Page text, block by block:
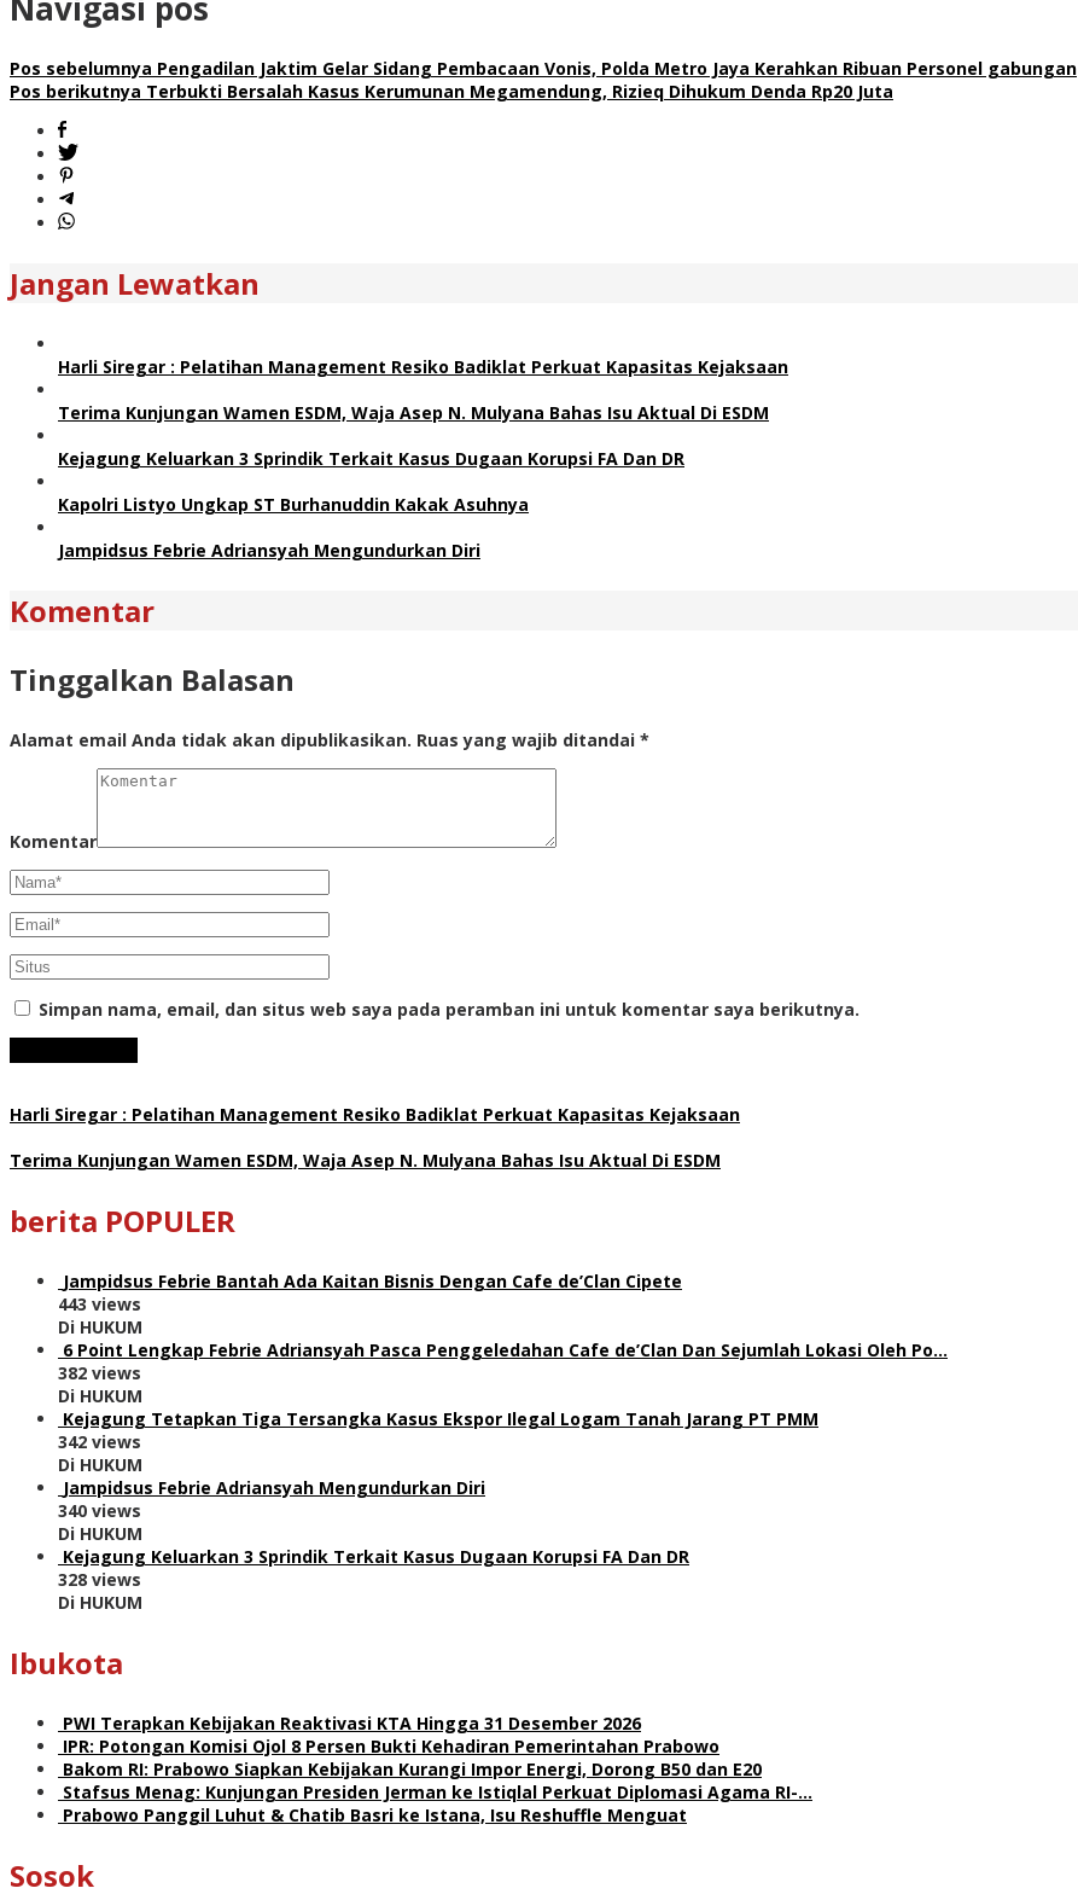
Navigasi pos
Pos sebelumnya Pengadilan Jaktim Gelar Sidang Pembacaan Vonis, Polda Metro Jaya Kerahkan Ribuan Personel gabungan
Pos berikutnya Terbukti Bersalah Kasus Kerumunan Megamendung, Rizieq Dihukum Denda Rp20 Juta
Jangan Lewatkan
Harli Siregar : Pelatihan Management Resiko Badiklat Perkuat Kapasitas Kejaksaan
Terima Kunjungan Wamen ESDM, Waja Asep N. Mulyana Bahas Isu Aktual Di ESDM
Kejagung Keluarkan 3 Sprindik Terkait Kasus Dugaan Korupsi FA Dan DR
Kapolri Listyo Ungkap ST Burhanuddin Kakak Asuhnya
Jampidsus Febrie Adriansyah Mengundurkan Diri
Komentar
Tinggalkan Balasan
Alamat email Anda tidak akan dipublikasikan. Ruas yang wajib ditandai *
Komentar
Simpan nama, email, dan situs web saya pada peramban ini untuk komentar saya berikutnya.
Harli Siregar : Pelatihan Management Resiko Badiklat Perkuat Kapasitas Kejaksaan
Terima Kunjungan Wamen ESDM, Waja Asep N. Mulyana Bahas Isu Aktual Di ESDM
berita POPULER
Jampidsus Febrie Bantah Ada Kaitan Bisnis Dengan Cafe de’Clan Cipete
443 views
Di HUKUM
6 Point Lengkap Febrie Adriansyah Pasca Penggeledahan Cafe de’Clan Dan Sejumlah Lokasi Oleh Po…
382 views
Di HUKUM
Kejagung Tetapkan Tiga Tersangka Kasus Ekspor Ilegal Logam Tanah Jarang PT PMM
342 views
Di HUKUM
Jampidsus Febrie Adriansyah Mengundurkan Diri
340 views
Di HUKUM
Kejagung Keluarkan 3 Sprindik Terkait Kasus Dugaan Korupsi FA Dan DR
328 views
Di HUKUM
Ibukota
PWI Terapkan Kebijakan Reaktivasi KTA Hingga 31 Desember 2026
IPR: Potongan Komisi Ojol 8 Persen Bukti Kehadiran Pemerintahan Prabowo
Bakom RI: Prabowo Siapkan Kebijakan Kurangi Impor Energi, Dorong B50 dan E20
Stafsus Menag: Kunjungan Presiden Jerman ke Istiqlal Perkuat Diplomasi Agama RI-…
Prabowo Panggil Luhut & Chatib Basri ke Istana, Isu Reshuffle Menguat
Sosok